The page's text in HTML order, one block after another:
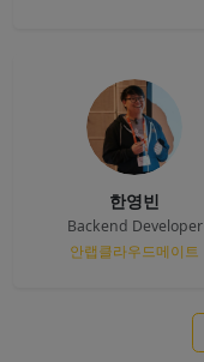
한영빈
Backend Developer
안랩클라우드메이트